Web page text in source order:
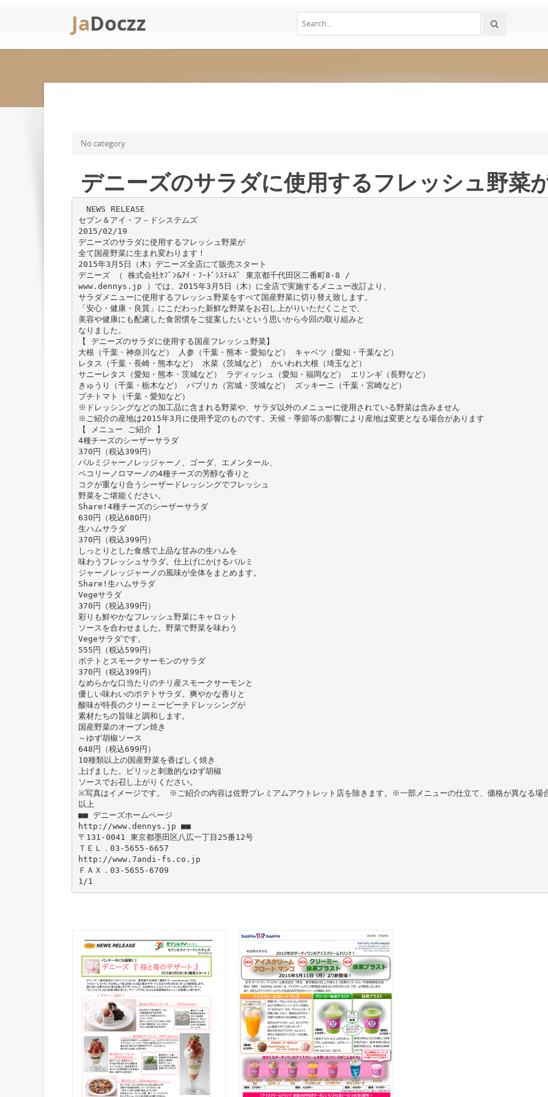
JaDoczz
No category
デニーズのサラダに使用するフレッシュ野菜
NEWS RELEASE
セブン＆アイ・フ－ドシステムズ
2015/02/19
デニーズのサラダに使用するフレッシュ野菜が
全て国産野菜に生まれ変わります！
2015年3月5日（木）デニーズ全店にて販売スタート
デニーズ （ 株式会社ｾﾌﾞﾝ&ｱｲ・ﾌｰﾄﾞｼｽﾃﾑｽﾞ 東京都千代田区二番町8-8 /
www.dennys.jp ）では、2015年3月5日（木）に全店で実施するメニュー改訂より、
サラダメニューに使用するフレッシュ野菜をすべて国産野菜に切り替え致します。
「安心・健康・良質」にこだわった新鮮な野菜をお召し上がりいただくことで、
美容や健康にも配慮した食習慣をご提案したいという思いから今回の取り組みと
なりました。
【 デニーズのサラダに使用する国産フレッシュ野菜】
大根（千葉・神奈川など） 人参（千葉・熊本・愛知など） キャベツ（愛知・千葉など）
レタス（千葉・長崎・熊本など） 水菜（茨城など） かいわれ大根（埼玉など）
サニーレタス（愛知・熊本・茨城など） ラディッシュ（愛知・福岡など） エリンギ（長野など）
きゅうり（千葉・栃木など） パプリカ（宮城・茨城など） ズッキーニ（千葉・宮崎など）
プチトマト（千葉・愛知など）
※ドレッシングなどの加工品に含まれる野菜や、サラダ以外のメニューに使用されている野菜は含みません
※ご紹介の産地は2015年3月に使用予定のものです。天候・季節等の影響により産地は変更となる場合があります
【 メニュー ご紹介 】
4種チーズのシーザーサラダ
370円（税込399円）
パルミジャーノレッジャーノ、ゴーダ、エメンタール、
ペコリーノロマーノの4種チーズの芳醇な香りと
コクが重なり合うシーザードレッシングでフレッシュ
野菜をご堪能ください。
Share!4種チーズのシーザーサラダ
630円（税込680円）
生ハムサラダ
370円（税込399円）
しっとりとした食感で上品な甘みの生ハムを
味わうフレッシュサラダ。仕上げにかけるパルミ
ジャーノレッジャーノの風味が全体をまとめます。
Share!生ハムサラダ
Vegeサラダ
370円（税込399円）
彩りも鮮やかなフレッシュ野菜にキャロット
ソースを合わせました。野菜で野菜を味わう
Vegeサラダです。
555円（税込599円）
ポテトとスモークサーモンのサラダ
370円（税込399円）
なめらかな口当たりのチリ産スモークサーモンと
優しい味わいのポテトサラダ。爽やかな香りと
酸味が特長のクリーミーピーチドレッシングが
素材たちの旨味と調和します。
国産野菜のオーブン焼き
～ゆず胡椒ソース
648円（税込699円）
10種類以上の国産野菜を香ばしく焼き
上げました。ピリッと刺激的なゆず胡椒
ソースでお召し上がりください。
※写真はイメージです。 ※ご紹介の内容は佐野プレミアムアウトレット店を除きます。※一部メニューの仕立て、価格が異なる場
以上
■■ デニーズホームページ
http://www.dennys.jp ■■
〒131-0041 東京都墨田区八広一丁目25番12号
ＴＥＬ．03‐5655-6657
http://www.7andi-fs.co.jp
ＦＡＸ．03-5655-6709